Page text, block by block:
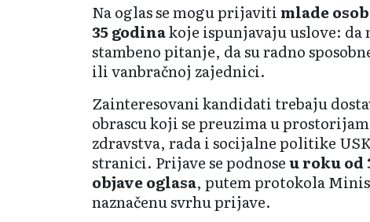
Na oglas se mogu prijaviti mlade
35 godinakoje ispunjavaju uslove: da
stambeno pitanje, da su radno
ili vanbračnoj zajednici.
Zainteresovani kandidati trebaju
obrascu koji se preuzima u
zdravstva, rada i socijalne politike
stranici. Prijave se podnoseu roku od
objave oglasa, putem protokola
naznačenu svrhu prijave.